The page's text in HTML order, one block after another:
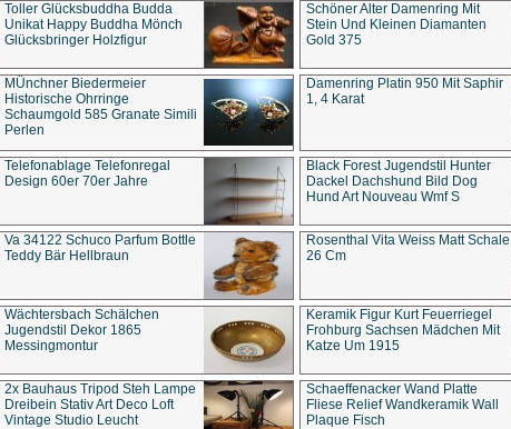
Toller Glücksbuddha Budda
Unikat Happy Buddha Mönch
Glücksbringer Holzfigur
Schöner Alter Damenring Mit
Stein Und Kleinen Diamanten
Gold 375
MÜnchner Biedermeier
Historische Ohrringe
Schaumgold 585 Granate Simili
Perlen
Damenring Platin 950 Mit Saphir
1, 4 Karat
Telefonablage Telefonregal
Design 60er 70er Jahre
Black Forest Jugendstil Hunter
Dackel Dachshund Bild Dog
Hund Art Nouveau Wmf S
Va 34122 Schuco Parfum Bottle
Teddy Bär Hellbraun
Rosenthal Vita Weiss Matt Schale
26 Cm
Wächtersbach Schälchen
Jugendstil Dekor 1865
Messingmontur
Keramik Figur Kurt Feuerriegel
Frohburg Sachsen Mädchen Mit
Katze Um 1915
2x Bauhaus Tripod Steh Lampe
Dreibein Stativ Art Deco Loft
Vintage Studio Leucht
Schaeffenacker Wand Platte
Fliese Relief Wandkeramik Wall
Plaque Fisch